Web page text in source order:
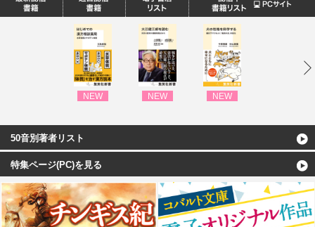
NEW NEW NEW
50音別著者リスト
特集ページ(PC)を見る